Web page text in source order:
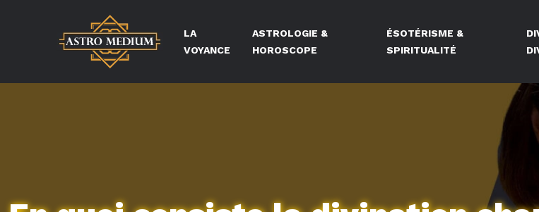
LA
VOYANCE
ASTROLOGIE &
HOROSCOPE
ÉSOTÉRISME &
SPIRITUALITÉ